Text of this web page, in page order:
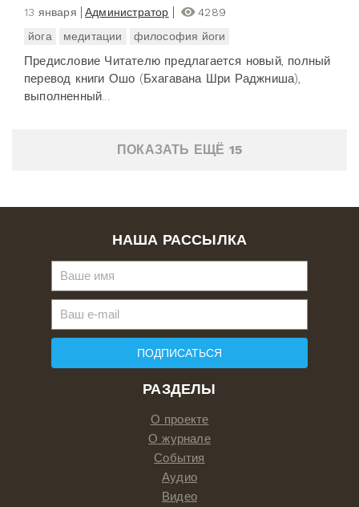
13 января Администратор
4289
йога
медитации философия йоги
Предисловие Читателю предлагается новый, полный
перевод книги Ошо (Бхагавана Шри Раджниша),
выполненный...
ПОКАЗАТЬ ЕЩЁ 15
РАЗДЕЛЫ
О проекте
О журнале
События
Аудио
Видео
НАША РАССЫЛКА
ПОДПИСАТЬСЯ